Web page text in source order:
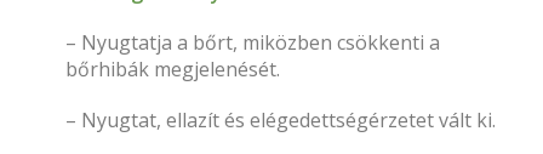
– Nyugtatja a bőrt, miközben csökkenti a
bőrhibák megjelenését.
– Nyugtat, ellazít és elégedettségérzetet vált ki.